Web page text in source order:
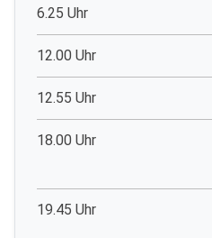
6.25 Uhr
12.00 Uhr
12.55 Uhr
18.00 Uhr
19.45 Uhr